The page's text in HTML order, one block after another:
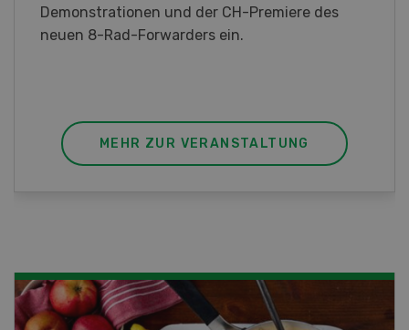
ist.
MEHR ZUR VERANSTALTUNG